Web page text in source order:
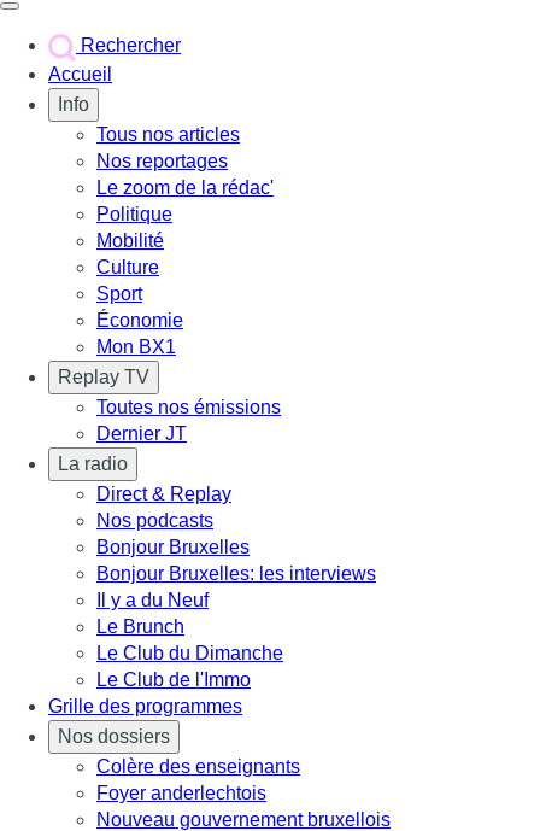
Rechercher
Accueil
Info
Tous nos articles
Nos reportages
Le zoom de la rédac'
Politique
Mobilité
Culture
Sport
Économie
Mon BX1
Replay TV
Toutes nos émissions
Dernier JT
La radio
Direct & Replay
Nos podcasts
Bonjour Bruxelles
Bonjour Bruxelles: les interviews
Il y a du Neuf
Le Brunch
Le Club du Dimanche
Le Club de l'Immo
Grille des programmes
Nos dossiers
Colère des enseignants
Foyer anderlechtois
Nouveau gouvernement bruxellois